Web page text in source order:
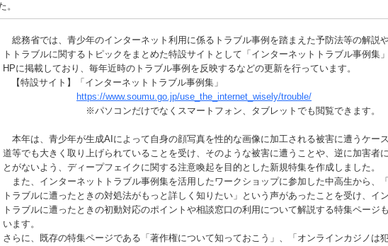
。
総務省では、青少年のインターネット利用に係るトラブル事例を踏まえた予防法等の解説
トトラブルに関するトピックをまとめた特設サイトとして「インターネットトラブル事例集
HPに掲載しており、毎年近時のトラブル事例を反映するなどの更新を行っています。
【特設サイト】「インターネットトラブル事例集」
https://www.soumu.go.jp/use_the_internet_wisely/trouble/
※パソコンだけでなくスマートフォン、タブレットでも閲覧できます。
本年は、青少年が生成AIによって自身の顔写真を性的な画像に加工される被害に遭うケー
道等でも大きく取り上げられていることを受け、そのような被害に遭うことや、逆に加害者
とがないよう、ディープフェイクに関する注意喚起を目的とした新規特集を作成しました。
また、インターネットトラブル事例集を活用したワークショップに参加した中高生から、
トラブルに遭ったときの対処法がもっと詳しく知りたい」という声があったことを受け、イ
トラブルに遭ったときの初動対応のポイントや相談窓口の利用について解説する特集ページ
います。
さらに、既存の特集ページである「著作権について知っておこう」、「オンラインカジノは